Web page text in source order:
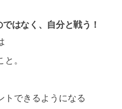
はなく、自分と戦う！
。
トできるようになる